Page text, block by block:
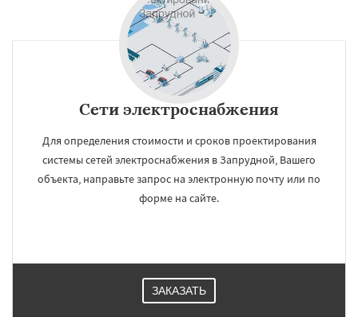
Сети электроснабжения
Для определения стоимости и сроков проектирования
системы сетей электроснабжения в Запрудной, Вашего
объекта, направьте запрос на электронную почту или по
форме на сайте.
ЗАКАЗАТЬ